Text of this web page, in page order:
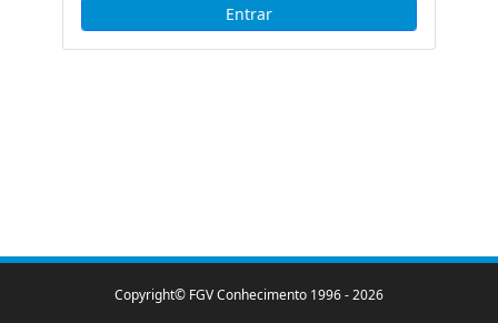
Copyright© FGV Conhecimento 1996 -2026